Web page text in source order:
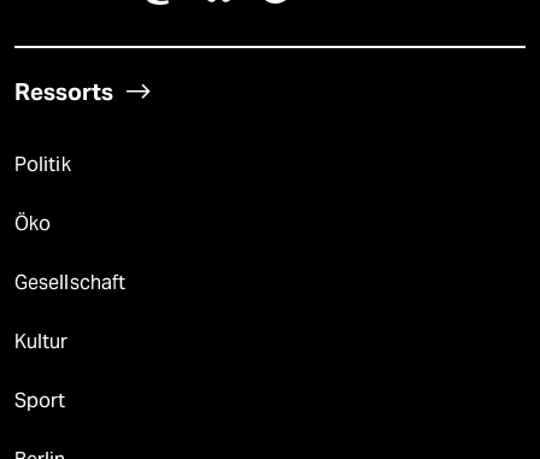
Ressorts
Politik
Öko
Gesellschaft
Kultur
Sport